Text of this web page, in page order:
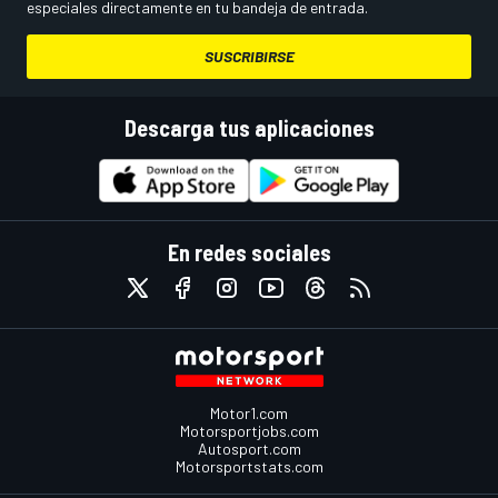
especiales directamente en tu bandeja de entrada.
SUSCRIBIRSE
Descarga tus aplicaciones
En redes sociales
Motor1.com
Motorsportjobs.com
Autosport.com
Motorsportstats.com